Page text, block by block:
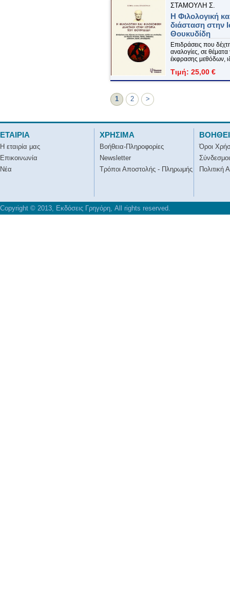
ΣΤΑΜΟΥΛΗ Σ.
Η Φιλολογική
διάσταση στην
Θουκυδίδη
Επιδράσεις που
αναλογίες, σε
έκφρασης μεθόδων,
Τιμή: 25,00 €
1 2 >
ΕΤΑΙΡΙΑ
Η εταιρία μας
Επικοινωνία
Νέα
ΧΡΗΣΙΜΑ
Βοήθεια-Πληροφορίες
Newsletter
Τρόποι Αποστολής - Πληρωμής
Όροι
Σύνδεσμοι
Πολιτική
Copyright © 2013, Εκδόσεις Γρηγόρη, All rights reserved.